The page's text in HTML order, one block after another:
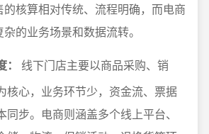
核算相对传统、流程明确，而电商
的业务场景和数据流转。
线下门店主要以商品采购、销
核心，业务环节少，资金流、票据
同步。电商则涵盖多个线上平台、